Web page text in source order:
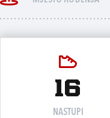
16
NASTUPI